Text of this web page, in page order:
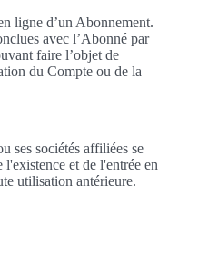
ligne d’un Abonnement.
avec l’Abonné par
faire l’objet de
du Compte ou de la
ses sociétés affiliées se
et de l'entrée en
utilisation antérieure.